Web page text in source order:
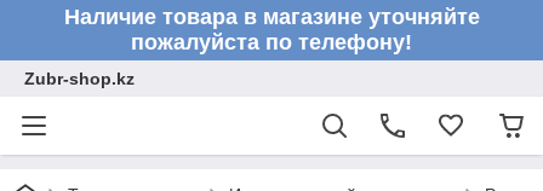
Наличие товара в магазине уточняйте
пожалуйста по телефону!
Zubr-shop.kz